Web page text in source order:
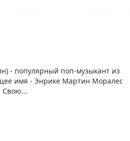
- популярный поп-музыкант из
имя - Энрике Мартин Моралес
Свою...